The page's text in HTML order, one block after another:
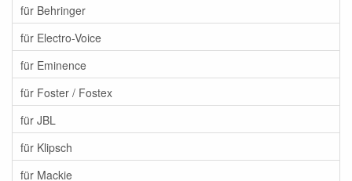
für Behringer
für Electro-Voice
für Eminence
für Foster / Fostex
für JBL
für Klipsch
für Mackie